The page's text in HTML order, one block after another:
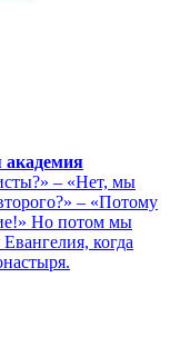
академия
– «Нет, мы
– «Потому
Но потом мы
когда